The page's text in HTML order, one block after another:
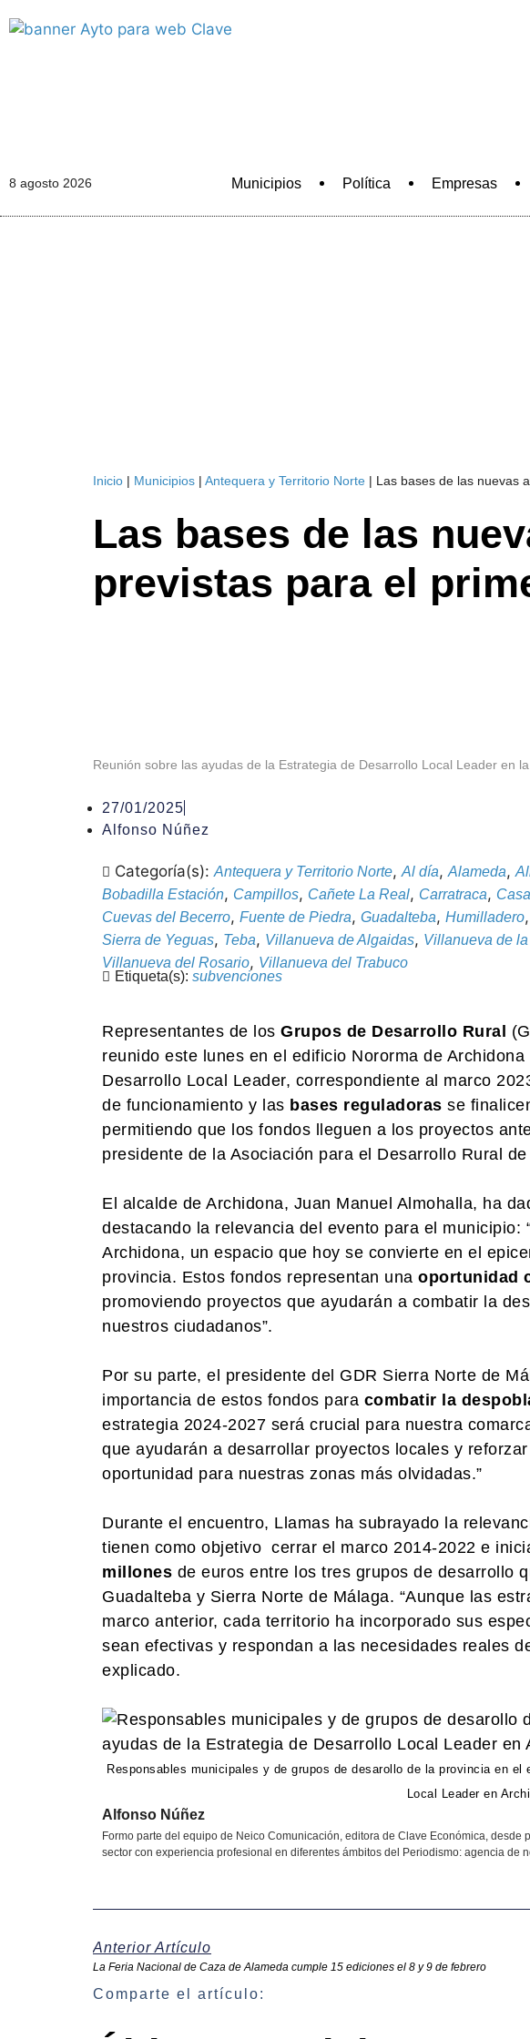
8 agosto 2026 Municipios Política Empresas
Inicio | Municipios | Antequera y Territorio Norte | Las bases de las nuevas
Las bases de las
previstas para el
Reunión sobre las ayudas de la Estrategia de Desarrollo Local Leader en
27/01/2025
Alfonso Núñez
Categoría(s): Antequera y Territorio Norte, Al día, Alameda,
Bobadilla Estación, Campillos, Cañete La Real, Carratraca,
Cuevas del Becerro, Fuente de Piedra, Guadalteba, Humilladero,
Sierra de Yeguas, Teba, Villanueva de Algaidas, Villanueva de
Villanueva del Rosario, Villanueva del Trabuco
Etiqueta(s): subvenciones
Representantes de los Grupos de Desarrollo Rural
reunido este lunes en el edificio Nororma de
Desarrollo Local Leader, correspondiente al marco
de funcionamiento y las bases reguladoras se
permitiendo que los fondos lleguen a los proyectos
presidente de la Asociación para el Desarrollo Rural
El alcalde de Archidona, Juan Manuel Almohalla, ha
destacando la relevancia del evento para el municipio:
Archidona, un espacio que hoy se convierte en el
provincia. Estos fondos representan una oportunidad
promoviendo proyectos que ayudarán a combatir la
nuestros ciudadanos”.
Por su parte, el presidente del GDR Sierra Norte de
importancia de estos fondos para combatir la
estrategia 2024-2027 será crucial para nuestra
que ayudarán a desarrollar proyectos locales y
oportunidad para nuestras zonas más olvidadas.”
Durante el encuentro, Llamas ha subrayado la
tienen como objetivo cerrar el marco 2014-2022 e
millones de euros entre los tres grupos de desarrollo
Guadalteba y Sierra Norte de Málaga. “Aunque las
marco anterior, cada territorio ha incorporado sus
sean efectivas y respondan a las necesidades reales
explicado.
Responsables municipales y de grupos de desarollo de la provincia en
Local Leader en
Alfonso Núñez
Formo parte del equipo de Neico Comunicación, editora de Clave Económica,
sector con experiencia profesional en diferentes ámbitos del Periodismo: agencia de
Anterior Artículo
La Feria Nacional de Caza de Alameda cumple 15 ediciones el 8 y 9 de febrero
Comparte el artículo: